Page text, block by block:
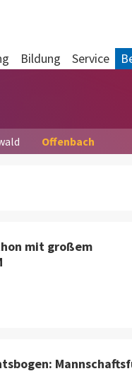
Bildung Service
Offenbach
mit großem